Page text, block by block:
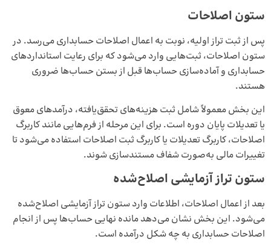
ستون اصلاحات
پس از ثبت تراز اولیه، نوبت به اعمال اصلاحات حسابداری می‌رسد. در
ستون اصلاحات، ثبت‌هایی وارد می‌شود که برای رعایت استانداردهای
حسابداری و آماده‌سازی حساب‌ها قبل از بستن حساب‌ها ضروری
هستند.
این بخش معمولاً شامل ثبت هزینه‌های تحقق‌یافته، درآمدهای معوق
یا تعدیلات پایان دوره است. برای این مرحله از فرم‌هایی مانند کاربرگ
اصلاحات، کاربرگ تعدیلات یا کاربرگ ثبت اصلاحات استفاده می‌شود تا
تغییرات مالی به‌صورت شفاف مستندسازی شوند.
ستون تراز آزمایشی اصلاح‌شده
بعد از اعمال اصلاحات، اطلاعات وارد ستون تراز آزمایشی اصلاح‌شده
می‌شود. این بخش نشان می‌دهد مانده نهایی حساب‌ها پس از انجام
اصلاحات حسابداری به چه شکل درآمده است.